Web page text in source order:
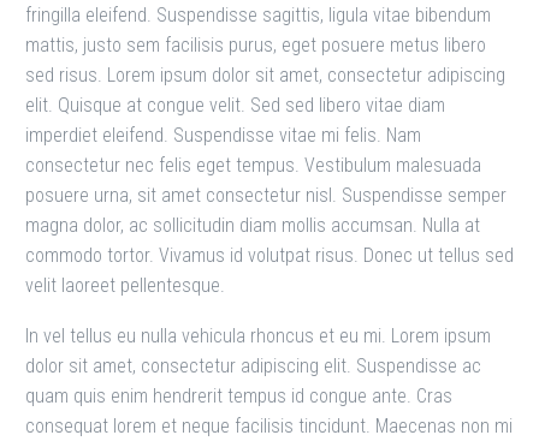
fringilla eleifend. Suspendisse sagittis, ligula vitae bibendum
mattis, justo sem facilisis purus, eget posuere metus libero
sed risus. Lorem ipsum dolor sit amet, consectetur adipiscing
elit. Quisque at congue velit. Sed sed libero vitae diam
imperdiet eleifend. Suspendisse vitae mi felis. Nam
consectetur nec felis eget tempus. Vestibulum malesuada
posuere urna, sit amet consectetur nisl. Suspendisse semper
magna dolor, ac sollicitudin diam mollis accumsan. Nulla at
commodo tortor. Vivamus id volutpat risus. Donec ut tellus sed
velit laoreet pellentesque.
In vel tellus eu nulla vehicula rhoncus et eu mi. Lorem ipsum
dolor sit amet, consectetur adipiscing elit. Suspendisse ac
quam quis enim hendrerit tempus id congue ante. Cras
consequat lorem et neque facilisis tincidunt. Maecenas non mi